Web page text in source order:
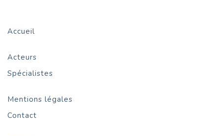
Accueil
Acteurs
Spécialistes
Mentions légales
Contact